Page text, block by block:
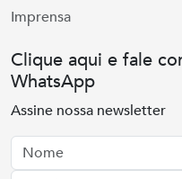
Imprensa
Clique aqui e fale
WhatsApp
Assine nossa newsletter
Nome
Email